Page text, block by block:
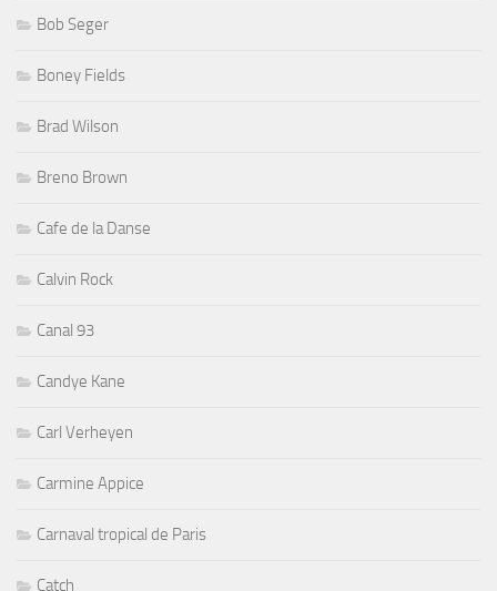
Bob Seger
Boney Fields
Brad Wilson
Breno Brown
Cafe de la Danse
Calvin Rock
Canal 93
Candye Kane
Carl Verheyen
Carmine Appice
Carnaval tropical de Paris
Catch